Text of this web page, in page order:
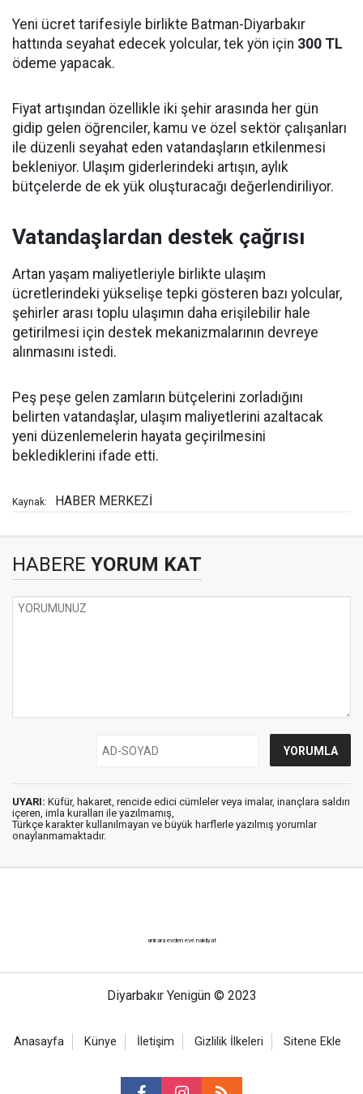
Yeni ücret tarifesiyle birlikte Batman-Diyarbakır
hattında seyahat edecek yolcular, tek yön için 300 TL
ödeme yapacak.
Fiyat artışından özellikle iki şehir arasında her gün
gidip gelen öğrenciler, kamu ve özel sektör çalışanları
ile düzenli seyahat eden vatandaşların etkilenmesi
bekleniyor. Ulaşım giderlerindeki artışın, aylık
bütçelerde de ek yük oluşturacağı değerlendiriliyor.
Vatandaşlardan destek çağrısı
Artan yaşam maliyetleriyle birlikte ulaşım
ücretlerindeki yükselişe tepki gösteren bazı yolcular,
şehirler arası toplu ulaşımın daha erişilebilir hale
getirilmesi için destek mekanizmalarının devreye
alınmasını istedi.
Peş peşe gelen zamların bütçelerini zorladığını
belirten vatandaşlar, ulaşım maliyetlerini azaltacak
yeni düzenlemelerin hayata geçirilmesini
beklediklerini ifade etti.
Kaynak: HABER MERKEZİ
HABERE YORUM KAT
UYARI: Küfür, hakaret, rencide edici cümleler veya imalar, inançlara saldırı
içeren, imla kuralları ile yazılmamış,
Türkçe karakter kullanılmayan ve büyük harflerle yazılmış yorumlar
onaylanmamaktadır.
ankara evden eve nakliyat
Diyarbakır Yenigün © 2023
Anasayfa Künye İletişim Gizlilik İlkeleri Sitene Ekle